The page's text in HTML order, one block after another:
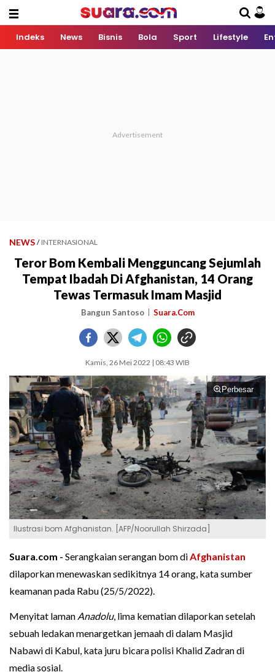
Indeks News Bisnis Bola Sport Lifestyle
NEWS / INTERNASIONAL
Teror Bom Kembali Mengguncang Sejumlah
Tempat Ibadah Di Afghanistan, 14 Orang
Tewas Termasuk Imam Masjid
Bangun Santoso Suara.Com
Kamis, 26 Mei 2022 | 08:43 WIB
Perbesar
Ilustrasi bom Afghanistan. [AFP/Noorullah Shirzada]
Suara.com - Serangkaian serangan bom diAfghanistan
dilaporkan menewaskan sedikitnya 14 orang, kata sumber
keamanan pada Rabu (25/5/2022).
Menyitat laman Anadolu, lima kematian dilaporkan setelah
sebuah ledakan menargetkan jemaah di dalam Masjid
Nabawi di Kabul, kata juru bicara polisi Khalid Zadran di
media sosial.